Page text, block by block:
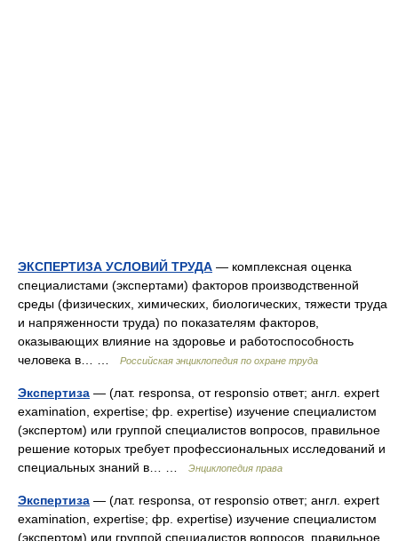
ЭКСПЕРТИЗА УСЛОВИЙ ТРУДА — комплексная оценка
специалистами (экспертами) факторов производственной
среды (физических, химических, биологических, тяжести труда
и напряженности труда) по показателям факторов,
оказывающих влияние на здоровье и работоспособность
человека в… …
Российская энциклопедия по охране труда
Экспертиза — (лат. responsa, от responsio ответ; англ. expert
examination, expertise; фр. expertise) изучение специалистом
(экспертом) или группой специалистов вопросов, правильное
решение которых требует профессиональных исследований и
специальных знаний в… …
Энциклопедия права
Экспертиза — (лат. responsa, от responsio ответ; англ. expert
examination, expertise; фр. expertise) изучение специалистом
(экспертом) или группой специалистов вопросов, правильное